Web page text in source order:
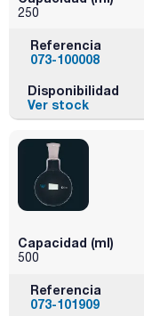
250
Referencia
073-100008
Disponibilidad
Ver stock
Capacidad (ml)
500
Referencia
073-101909